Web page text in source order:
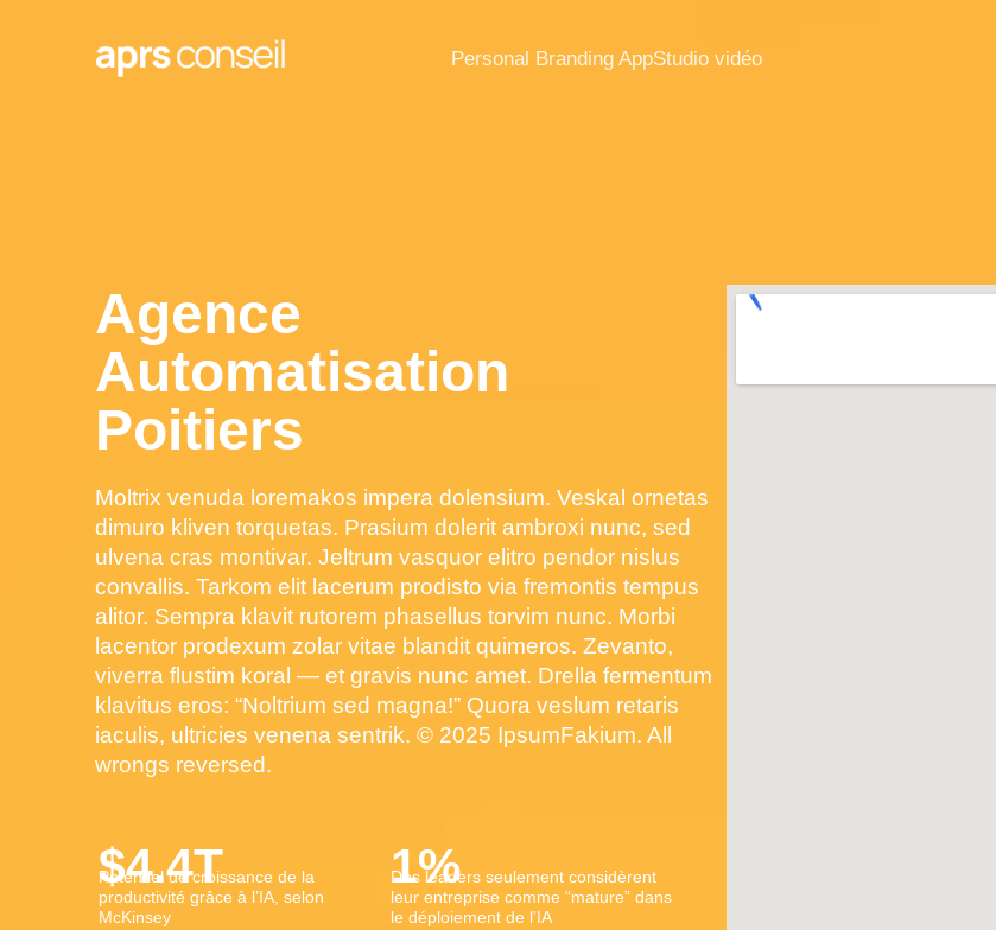
Personal Branding AppStudio vidéo
Agence
Automatisation
Poitiers
Moltrix venuda loremakos impera dolensium. Veskal ornetas
dimuro kliven torquetas. Prasium dolerit ambroxi nunc, sed
ulvena cras montivar. Jeltrum vasquor elitro pendor nislus
convallis. Tarkom elit lacerum prodisto via fremontis tempus
alitor. Sempra klavit rutorem phasellus torvim nunc. Morbi
lacentor prodexum zolar vitae blandit quimeros. Zevanto,
viverra flustim koral — et gravis nunc amet. Drella fermentum
klavitus eros: “Noltrium sed magna!” Quora veslum retaris
iaculis, ultricies venena sentrik. © 2025 IpsumFakium. All
wrongs reversed.
Potentiel de croissance de la
productivité grâce à l’IA, selon
McKinsey
$4.4T
Des leaders seulement considèrent
leur entreprise comme “mature” dans
le déploiement de l’IA
1%